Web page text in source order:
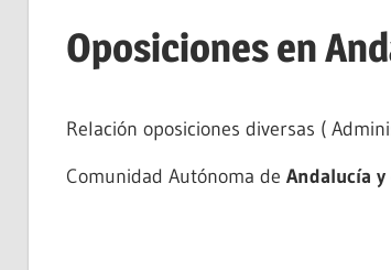
Oposiciones en
Relación oposiciones diversas (
Comunidad Autónoma de Andalucía